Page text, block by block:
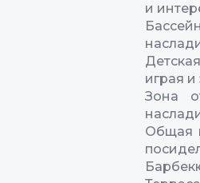
и
играя
Зона
Общая